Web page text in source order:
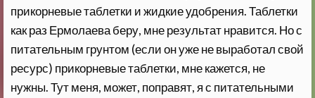
прикорневые таблетки и жидкие удобрения. Таблетки
как раз Ермолаева беру, мне результат нравится. Но с
питательным грунтом (если он уже не выработал свой
ресурс) прикорневые таблетки, мне кажется, не
нужны. Тут меня, может, поправят, я с питательными